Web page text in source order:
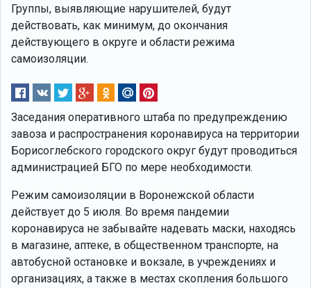
Группы, выявляющие нарушителей, будут
действовать, как минимум, до окончания
действующего в округе и области режима
самоизоляции.
Заседания оперативного штаба по предупреждению
завоза и распространения коронавируса на территории
Борисоглебского городского округ будут проводиться
администрацией БГО по мере необходимости.
Режим самоизоляции в Воронежской области
действует до 5 июля. Во время пандемии
коронавируса не забывайте надевать маски, находясь
в магазине, аптеке, в общественном транспорте, на
автобусной остановке и вокзале, в учреждениях и
организациях, а также в местах скопления большого